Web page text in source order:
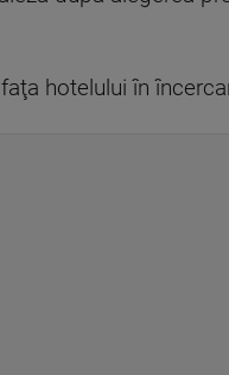
hotelului în